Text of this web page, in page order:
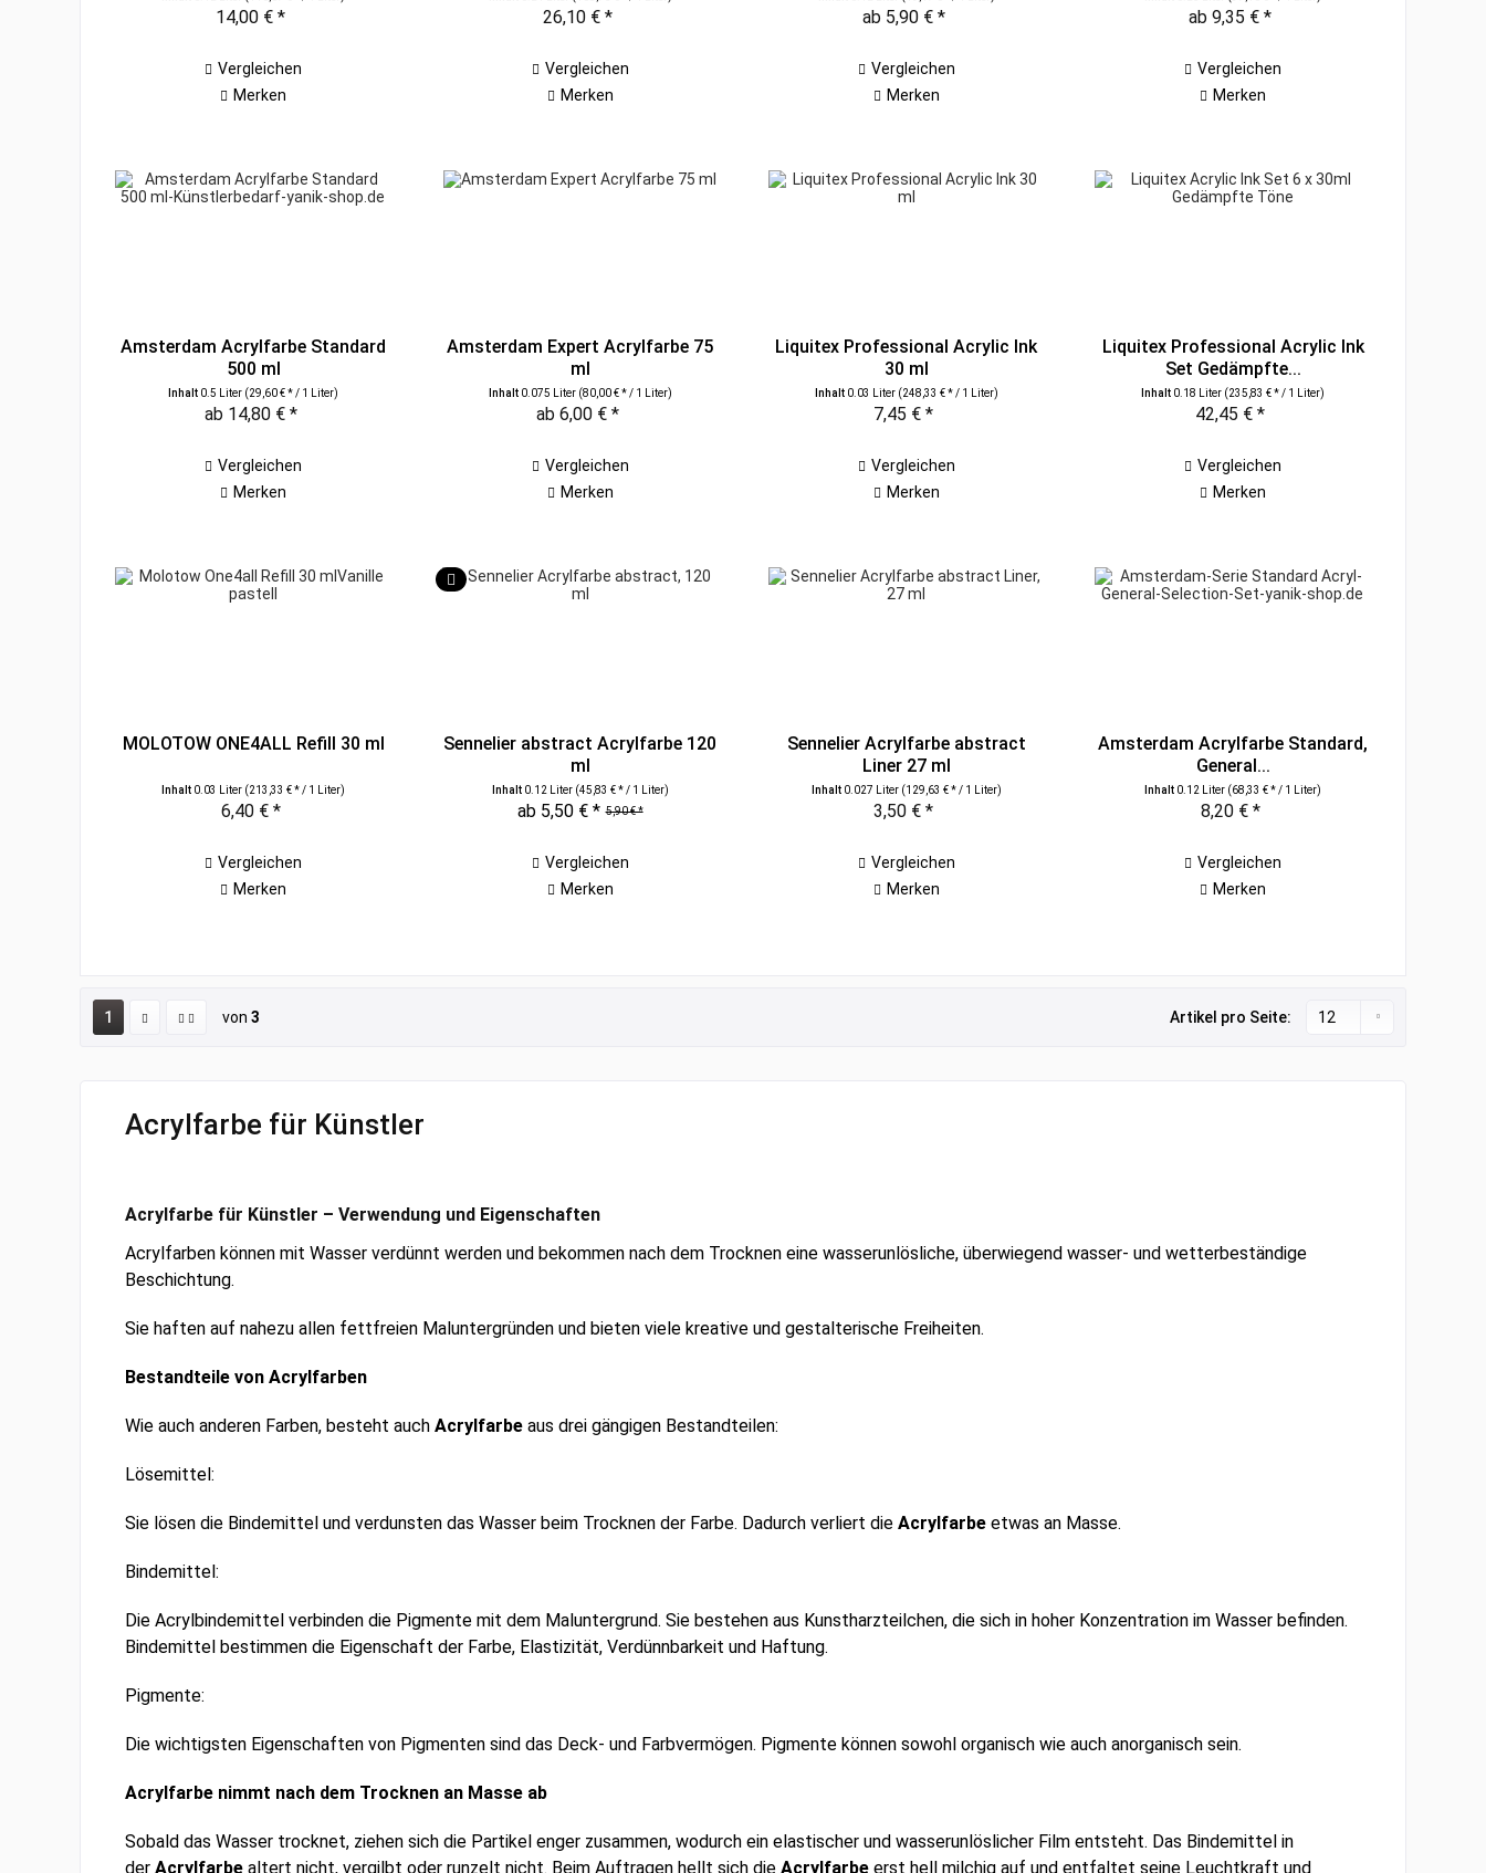
14,00 € *
Vergleichen
Merken
26,10 € *
Vergleichen
Merken
ab 5,90 € *
Vergleichen
Merken
ab 9,35 € *
Vergleichen
Merken
Amsterdam Acrylfarbe Standard
500 ml
Inhalt 0.5 Liter (29,60 € * / 1 Liter)
ab 14,80 € *
Vergleichen
Merken
Amsterdam Expert Acrylfarbe 75
ml
Inhalt 0.075 Liter (80,00 € * / 1 Liter)
ab 6,00 € *
Vergleichen
Merken
Liquitex Professional Acrylic Ink
30 ml
Inhalt 0.03 Liter (248,33 € * / 1 Liter)
7,45 € *
Vergleichen
Merken
Liquitex Professional Acrylic Ink
Set Gedämpfte...
Inhalt 0.18 Liter (235,83 € * / 1 Liter)
42,45 € *
Vergleichen
Merken
MOLOTOW ONE4ALL Refill 30 ml
Inhalt 0.03 Liter (213,33 € * / 1 Liter)
6,40 € *
Vergleichen
Merken
Sennelier abstract Acrylfarbe 120
ml
Inhalt 0.12 Liter (45,83 € * / 1 Liter)
5,90 € *
ab 5,50 € *
Vergleichen
Merken
Sennelier Acrylfarbe abstract
Liner 27 ml
Inhalt 0.027 Liter (129,63 € * / 1 Liter)
3,50 € *
Vergleichen
Merken
Amsterdam Acrylfarbe Standard,
General...
Inhalt 0.12 Liter (68,33 € * / 1 Liter)
8,20 € *
Vergleichen
Merken
1 von 3 Artikel pro Seite:
Acrylfarbe für Künstler
Acrylfarbe für Künstler – Verwendung und Eigenschaften
Acrylfarben können mit Wasser verdünnt werden und bekommen nach dem Trocknen eine wasserunlösliche, überwiegend wasser- und wetterbeständige
Beschichtung.
Sie haften auf nahezu allen fettfreien Maluntergründen und bieten viele kreative und gestalterische Freiheiten.
Bestandteile von Acrylfarben
Wie auch anderen Farben, besteht auch Acrylfarbe aus drei gängigen Bestandteilen:
Lösemittel:
Sie lösen die Bindemittel und verdunsten das Wasser beim Trocknen der Farbe. Dadurch verliert die Acrylfarbe etwas an Masse.
Bindemittel:
Die Acrylbindemittel verbinden die Pigmente mit dem Maluntergrund. Sie bestehen aus Kunstharzteilchen, die sich in hoher Konzentration im Wasser befinden.
Bindemittel bestimmen die Eigenschaft der Farbe, Elastizität, Verdünnbarkeit und Haftung.
Pigmente:
Die wichtigsten Eigenschaften von Pigmenten sind das Deck- und Farbvermögen. Pigmente können sowohl organisch wie auch anorganisch sein.
Acrylfarbe nimmt nach dem Trocknen an Masse ab
Sobald das Wasser trocknet, ziehen sich die Partikel enger zusammen, wodurch ein elastischer und wasserunlöslicher Film entsteht. Das Bindemittel in
der Acrylfarbe altert nicht, vergilbt oder runzelt nicht. Beim Auftragen hellt sich die Acrylfarbe erst hell milchig auf und entfaltet seine Leuchtkraft und